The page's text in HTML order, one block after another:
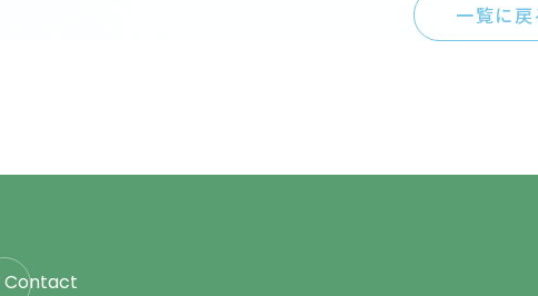
一覧に戻
Contact